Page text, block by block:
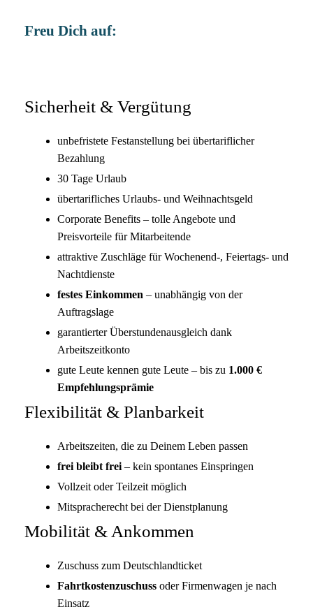
Freu Dich auf:
Sicherheit & Vergütung
unbefristete Festanstellung bei übertariflicher
Bezahlung
30 Tage Urlaub
übertarifliches Urlaubs- und Weihnachtsgeld
Corporate Benefits – tolle Angebote und
Preisvorteile für Mitarbeitende
attraktive Zuschläge für Wochenend-, Feiertags- und
Nachtdienste
festes Einkommen – unabhängig von der
Auftragslage
garantierter Überstundenausgleich dank
Arbeitszeitkonto
gute Leute kennen gute Leute – bis zu 1.000 €
Empfehlungsprämie
Flexibilität & Planbarkeit
Arbeitszeiten, die zu Deinem Leben passen
frei bleibt frei – kein spontanes Einspringen
Vollzeit oder Teilzeit möglich
Mitspracherecht bei der Dienstplanung
Mobilität & Ankommen
Zuschuss zum Deutschlandticket
Fahrtkostenzuschuss oder Firmenwagen je nach
Einsatz